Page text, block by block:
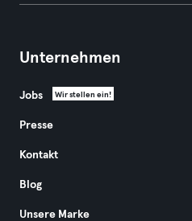
Unternehmen
Jobs Wir stellen ein!
Presse
Kontakt
Blog
Unsere Marke